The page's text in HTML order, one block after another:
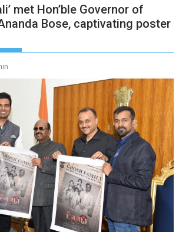
met Hon’ble Governor of
Bose, captivating poster